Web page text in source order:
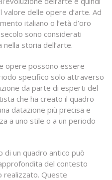
delle opere d’arte. Ad
italiano o l’età d’oro
sono considerati
storia dell’arte.
opere possono essere
specifico solo attraverso
da parte di esperti del
che ha creato il quadro
datazione più precisa e
a uno stile o a un periodo
di un quadro antico può
del contesto
realizzato. Queste